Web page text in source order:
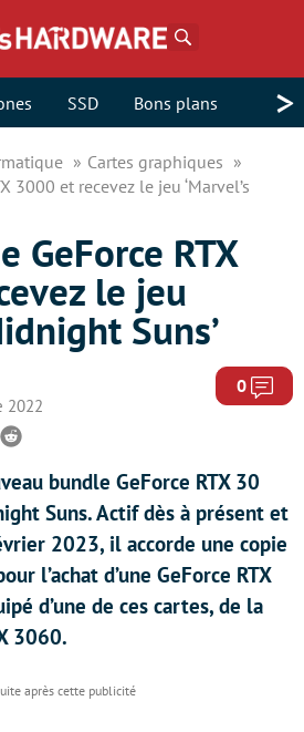
SSD Bons plans >
Cartes graphiques
3000 et recevez le jeu ‘Marvel’s
GeForce RTX
le jeu
Suns’
2022
0
Reddit
bundle GeForce RTX 30
Suns. Actif dès à présent et
2023, il accorde une copie
l’achat d’une GeForce RTX
d’une de ces cartes, de la
3060.